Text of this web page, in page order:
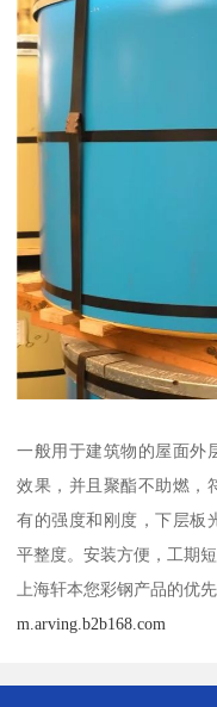
一般用于建筑物的屋面外
效果，并且聚酯不助燃，
有的强度和刚度，下层板
平整度。安装方便，工期
上海轩本您彩钢产品的优先
m.arving.b2b168.com